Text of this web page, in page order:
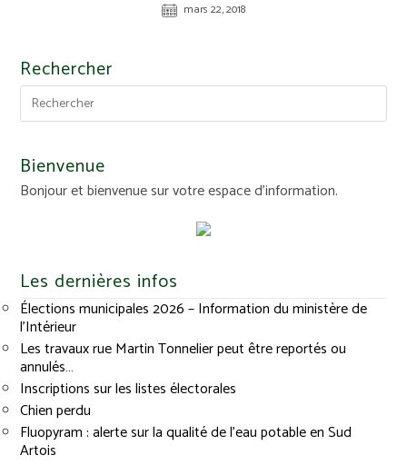
mars 22, 2018
Rechercher
Bienvenue
Bonjour et bienvenue sur votre espace d'information.
Les dernières infos
Élections municipales 2026 – Information du ministère de
l’Intérieur
Les travaux rue Martin Tonnelier peut être reportés ou
annulés…
Inscriptions sur les listes électorales
Chien perdu
Fluopyram : alerte sur la qualité de l’eau potable en Sud
Artois